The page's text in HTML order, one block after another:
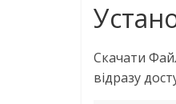
Скачати
відразу